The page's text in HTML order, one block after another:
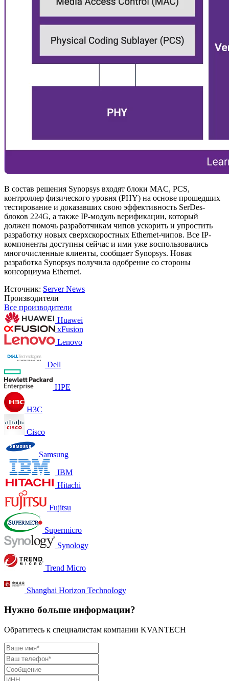
В состав решения Synopsys входят блоки MAC, PCS,
контроллер физического уровня (PHY) на основе прошедших
тестирование и доказавших свою эффективность SerDes-
блоков 224G, а также IP-модуль верификации, который
должен помочь разработчикам чипов ускорить и упростить
разработку новых сверхскоростных Ethernet-чипов. Все IP-
компоненты доступны сейчас и ими уже воспользовались
многочисленные клиенты, сообщает Synopsys. Новая
разработка Synopsys получила одобрение со стороны
консорциума Ethernet.
Источник: Server News
Производители
Все производители
Huawei
xFusion
Lenovo
Dell
HPE
H3C
Cisco
Samsung
IBM
Hitachi
Fujitsu
Supermicro
Synology
Trend Micro
Shanghai Horizon TechnoIogy
Нужно больше информации?
Обратитесь к специалистам компании KVANTECH